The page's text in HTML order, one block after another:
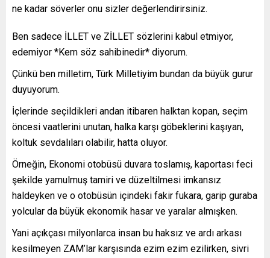
ne kadar söverler onu sizler değerlendirirsiniz.
Ben sadece İLLET ve ZİLLET sözlerini kabul etmiyor,
edemiyor *Kem söz sahibinedir* diyorum.
Çünkü ben milletim, Türk Milletiyim bundan da büyük gurur
duyuyorum.
İçlerinde seçildikleri andan itibaren halktan kopan, seçim
öncesi vaatlerini unutan, halka karşı göbeklerini kaşıyan,
koltuk sevdalıları olabilir, hatta oluyor.
Örneğin, Ekonomi otobüsü duvara toslamış, kaportası feci
şekilde yamulmuş tamiri ve düzeltilmesi imkansız
haldeyken ve o otobüsün içindeki fakir fukara, garip guraba
yolcular da büyük ekonomik hasar ve yaralar almışken.
Yani açıkçası milyonlarca insan bu haksız ve ardı arkası
kesilmeyen ZAM’lar karşısında ezim ezim ezilirken, sivri